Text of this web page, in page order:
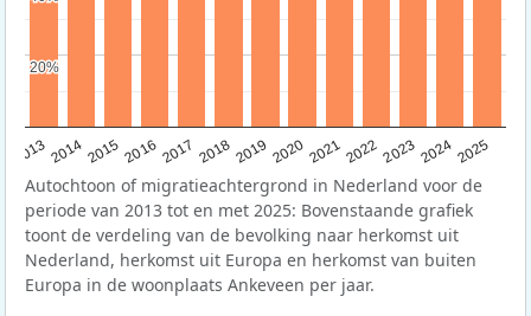
20132014201520162017 20182019 202020212022202320242025
20%
20%
Autochtoon of migratieachtergrond in Nederland voor de
periode van 2013 tot en met 2025: Bovenstaande grafiek
toont de verdeling van de bevolking naar herkomst uit
Nederland, herkomst uit Europa en herkomst van buiten
Europa in de woonplaats Ankeveen per jaar.